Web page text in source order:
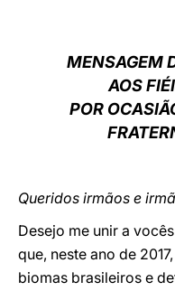
MENSAGEM
AOS
POR
Queridos irmãos e
Desejo me unir a
que, neste ano de
biomas brasileiros e